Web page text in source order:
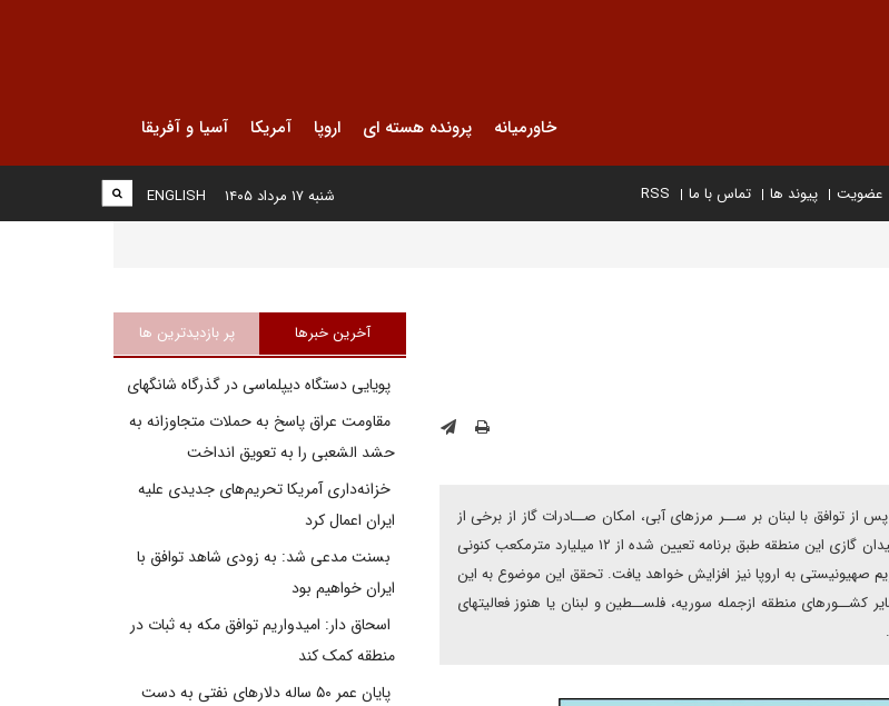
خاورمیانه پرونده هسته ای اروپا آمریکا آسیا و آفریقا
عضویت پیوند ها تماس با ما RSS
ENGLISH شنبه ۱۷ مرداد ۱۴۰۵
توافق با لبنان بر ســر مرزهای آبی، امکان صــادرات گاز از برخی از
میدان های گازی سواحل شرق مدیترانه به اروپا را خواهد داشت. استخراج گاز از میدان گازی این منطقه طبق برنامه تعیین شده از ۱۲ میلیارد مترمکعب کنونی
صهیونیستی به اروپا نیز افزایش خواهد یافت. تحقق این موضوع به این
منطقه ازجمله سوریه، فلســطین و لبنان یا هنوز فعالیتهای
آخرین خبرها پر بازدیدترین ها
پویایی دستگاه دیپلماسی در گذرگاه شانگهای
مقاومت عراق پاسخ به حملات متجاوزانه به
حشد الشعبی را به تعویق انداخت
خزانه‌داری آمریکا تحریم‌های جدیدی علیه
ایران اعمال کرد
بسنت مدعی شد: به زودی شاهد توافق با
ایران خواهیم بود
اسحاق دار: امیدواریم توافق مکه به ثبات در
منطقه کمک کند
پایان عمر ۵۰ ساله دلارهای نفتی به دست